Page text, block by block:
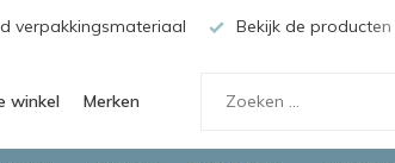
verpakkingsmateriaal Bekijk de producten
winkel Merken